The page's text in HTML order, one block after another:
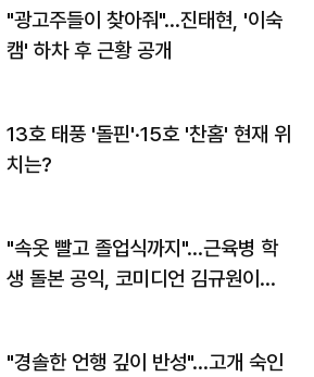
"광고주들이 찾아줘"…진태현, '이숙
캠' 하차 후 근황 공개
13호 태풍 '돌핀'·15호 '찬홈' 현재 위
치는?
"속옷 빨고 졸업식까지"…근육병 학
생 돌본 공익, 코미디언 김규원이었
"경솔한 언행 깊이 반성"…고개 숙인